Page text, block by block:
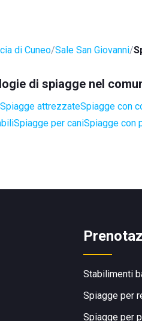
di Cuneo Sale San Giovanni
di spiagge nel
Spiagge attrezzateSpiagge con
Spiagge per caniSpiagge con
Stabilimenti
Spiagge per
Spiagge per